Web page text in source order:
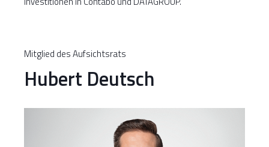
Mitglied des Aufsichtsrats
Hubert Deutsch